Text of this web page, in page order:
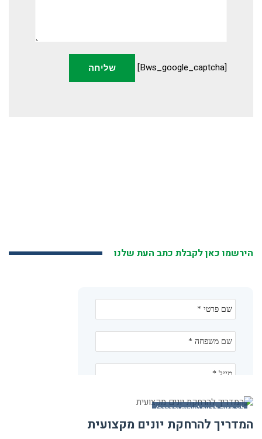
[bws_google_captcha]
הירשמו כאן לקבלת כתב העת שלנו
לא מזיק לדעת (טיפים והדרכה)
המדריך להרחקת יונים מקצועית